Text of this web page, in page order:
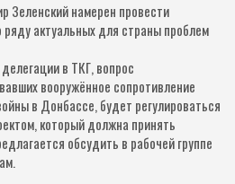
Зеленский намерен провести
актуальных для страны проблем
в ТКГ, вопрос
вооружённое сопротивление
в Донбассе, будет регулироваться
который должна принять
обсудить в рабочей группе